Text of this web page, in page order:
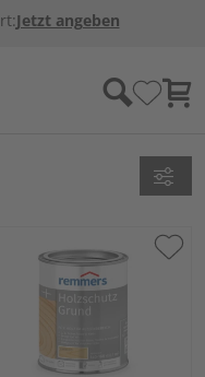
Jetzt angeben